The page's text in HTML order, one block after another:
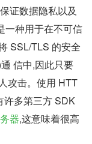
证数据隐私以及
一种用于在不可信
SSL/TLS 的安全
信中,因此只要
攻击。使用 HTT
许多第三方 SDK
器,这意味着很高